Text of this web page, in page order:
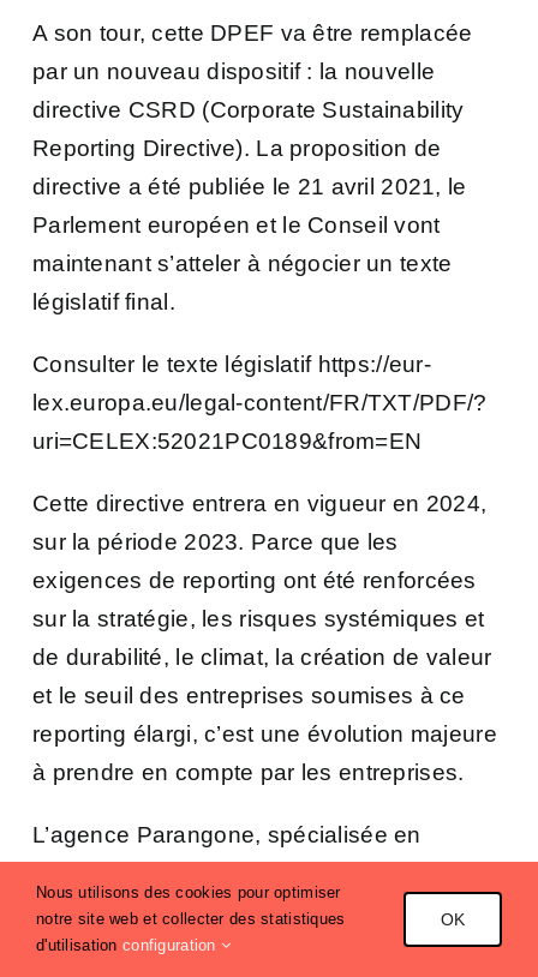
A son tour, cette DPEF va être remplacée
par un nouveau dispositif : la nouvelle
directive CSRD (Corporate Sustainability
Reporting Directive). La proposition de
directive a été publiée le 21 avril 2021, le
Parlement européen et le Conseil vont
maintenant s’atteler à négocier un texte
législatif final.
Consulter le texte législatif https://eur-
lex.europa.eu/legal-content/FR/TXT/PDF/?
uri=CELEX:52021PC0189&from=EN
Cette directive entrera en vigueur en 2024,
sur la période 2023. Parce que les
exigences de reporting ont été renforcées
sur la stratégie, les risques systémiques et
de durabilité, le climat, la création de valeur
et le seuil des entreprises soumises à ce
reporting élargi, c’est une évolution majeure
à prendre en compte par les entreprises.
L’agence Parangone, spécialisée en
attentive à ces évolutions car elle tire vers le
haut les standards et les normes des
Nous utilisons des cookies pour optimiser
notre site web et collecter des statistiques
d'utilisation configuration
OK